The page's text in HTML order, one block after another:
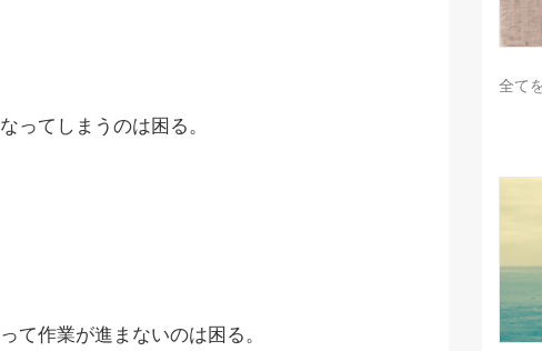
ってしまうのは困る。
て作業が進まないのは困る。
全て